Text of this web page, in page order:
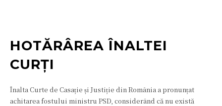
HOTĂRÂREA ÎNALTEI
CURȚI
Înalta Curte de Casație și Justiție din România a pronunțat
achitarea fostului ministru PSD, considerând că nu există